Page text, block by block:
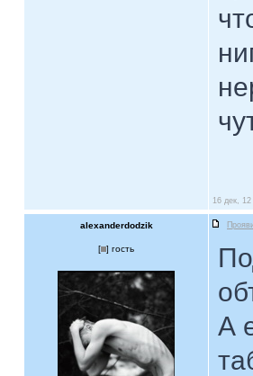
16 дек,
alexanderdodzik
[ ] гость
А